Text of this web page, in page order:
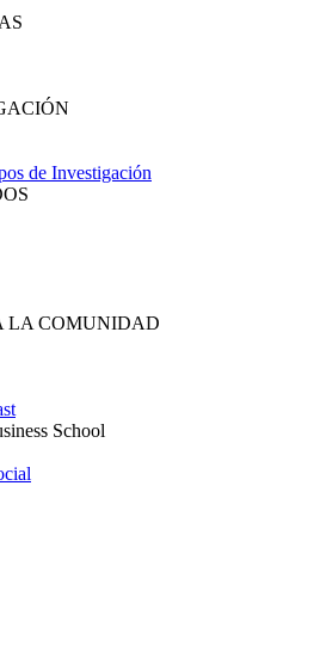
de Investigación
LA COMUNIDAD
School